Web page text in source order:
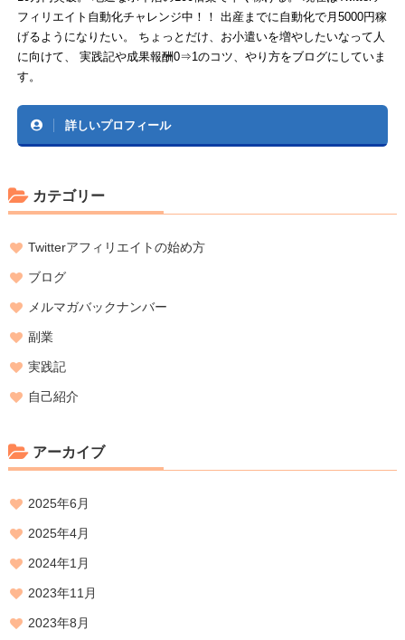
フィリエイト自動化チャレンジ中！！ 出産までに自動化で月5000円稼
げるようになりたい。 ちょっとだけ、お小遣いを増やしたいなって人
に向けて、 実践記や成果報酬0⇒1のコツ、やり方をブログにしていま
す。
詳しいプロフィール
カテゴリー
Twitterアフィリエイトの始め方
ブログ
メルマガバックナンバー
副業
実践記
自己紹介
アーカイブ
2025年6月
2025年4月
2024年1月
2023年11月
2023年8月